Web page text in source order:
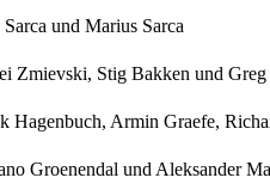
Sarca und Marius Sarca
Zmievski, Stig Bakken und Greg
Hagenbuch, Armin Graefe,
Groenendal und Aleksander